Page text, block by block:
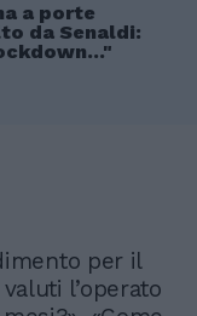
a porte
da Senaldi:
per il
l’operato